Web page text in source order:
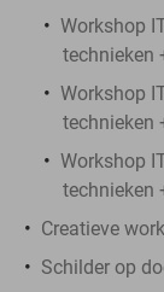
Workshop
technieken
Workshop
technieken
Workshop
technieken
Creatieve
Schilder op